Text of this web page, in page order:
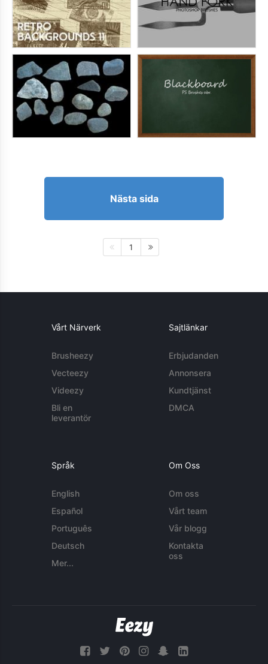
Nästa sida
1
Vårt Närverk
Brusheezy
Vecteezy
Videezy
Bli en
leverantör
Sajtlänkar
Erbjudanden
Annonsera
Kundtjänst
DMCA
Språk
English
Español
Português
Deutsch
Mer...
Om Oss
Om oss
Vårt team
Vår blogg
Kontakta
oss